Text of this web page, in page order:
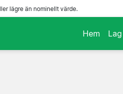
lägre än nominellt värde.
Hem Lag